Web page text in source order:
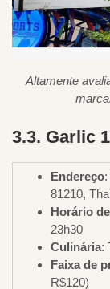
Altamente
3.3. Garlic
Endereço:
81210,
Horário
23h30
Culinária:
Faixa de
R$120)